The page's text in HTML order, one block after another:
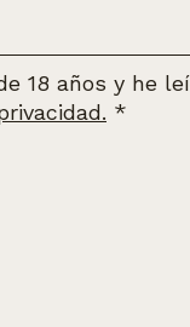
18 años y he
*